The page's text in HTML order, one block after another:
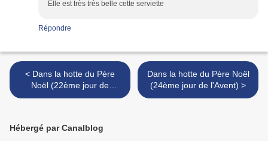
Elle est très très belle cette serviette
Répondre
< Dans la hotte du Père
Noël (22ème jour de
l'Avent)
Dans la hotte du Père Noël
(24ème jour de l'Avent) >
Hébergé par Canalblog